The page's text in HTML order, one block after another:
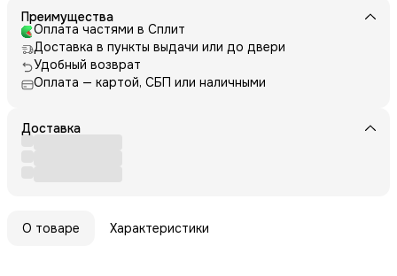
Преимущества
Оплата частями в Сплит
Доставка в пункты выдачи или до двери
Удобный возврат
Оплата — картой, СБП или наличными
Доставка
О товаре Характеристики